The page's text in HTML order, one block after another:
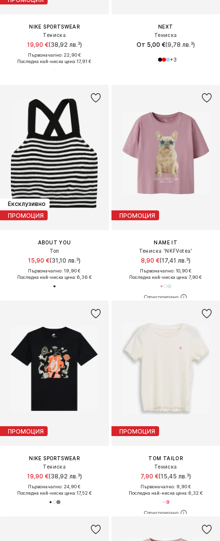
NIKE SPORTSWEAR
Тениска
19,90 €(38,92 лв.³)
Първоначално: 22,90 €
Последна най-ниска цена:17,91 €
NEXT
Тениска
От 5,00 €(9,78 лв.³)
+3
Ексклузивно
ПРОМОЦИЯ
ABOUT YOU
Топ
15,90 €(31,10 лв.³)
Първоначално: 19,90 €
Последна най-ниска цена:6,36 €
ПРОМОЦИЯ
NAME IT
Тениска 'NKFVotea'
8,90 €(17,41 лв.³)
Първоначално: 10,90 €
Последна най-ниска цена:7,90 €
ПРОМОЦИЯ
NIKE SPORTSWEAR
Тениска
19,90 €(38,92 лв.³)
Първоначално: 24,90 €
Последна най-ниска цена:17,52 €
ПРОМОЦИЯ
TOM TAILOR
Тениска
7,90 €(15,45 лв.³)
Първоначално: 9,90 €
Последна най-ниска цена:6,32 €